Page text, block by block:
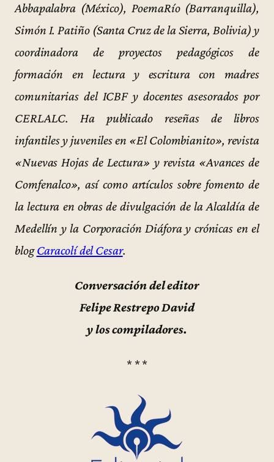
Abbapalabra (México), PoemaRío (Barranquilla),
Simón I. Patiño (Santa Cruz de la Sierra, Bolivia) y
coordinadora de proyectos pedagógicos de
formación en lectura y escritura con madres
comunitarias del ICBF y docentes asesorados por
CERLALC. Ha publicado reseñas de libros
infantiles y juveniles en «El Colombianito», revista
«Nuevas Hojas de Lectura» y revista «Avances de
Comfenalco», así como artículos sobre fomento de
la lectura en obras de divulgación de la Alcaldía de
Medellín y la Corporación Diáfora y crónicas en el
blogCaracolí del Cesar.
Conversación del editor
Felipe Restrepo David
y los compiladores.
* * *